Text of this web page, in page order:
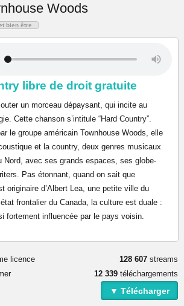
Woods
bien être
libre de droit gratuite
un morceau dépaysant, qui incite au
Cette chanson s’intitule “Hard Country”.
le groupe américain Townhouse Woods, elle
et la country, deux genres musicaux
Nord, avec ses grands espaces, ses globe-
Pas étonnant, quand on sait que
originaire d’Albert Lea, une petite ville du
frontalier du Canada, la culture est duale :
fortement influencée par le pays voisin.
licence
128 607 streams
12 339 téléchargements
▼ Télécharger